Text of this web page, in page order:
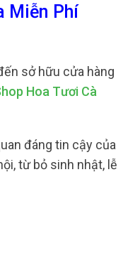
Miễn Phí
sở hữu cửa hàng
Hoa Tươi Cà
đáng tin cậy của
từ bỏ sinh nhật, lễ